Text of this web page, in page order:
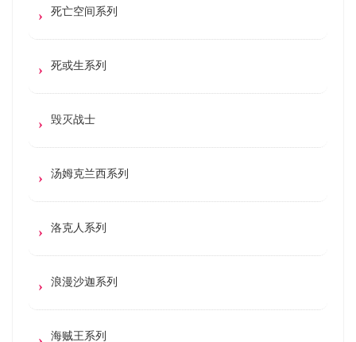
死亡空间系列
死或生系列
毁灭战士
汤姆克兰西系列
洛克人系列
浪漫沙迦系列
海贼王系列